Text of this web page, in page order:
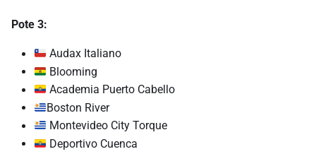
Pote 3:
Audax Italiano
Blooming
Academia Puerto Cabello
Boston River
Montevideo City Torque
Deportivo Cuenca